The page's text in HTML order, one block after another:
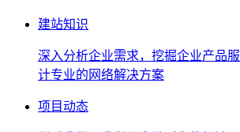
建站知识
深入分析企业需求，挖掘企业产品
计专业的网络解决方案
项目动态